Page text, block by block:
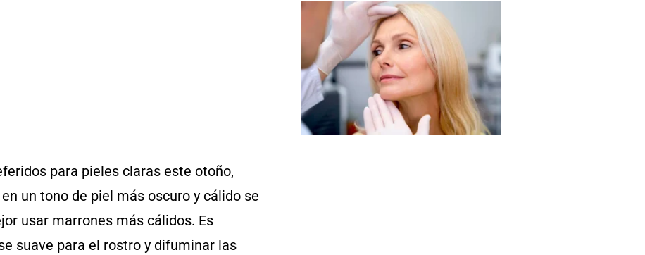
para pieles claras este otoño,
un tono de piel más oscuro y cálido se
usar marrones más cálidos. Es
suave para el rostro y difuminar las